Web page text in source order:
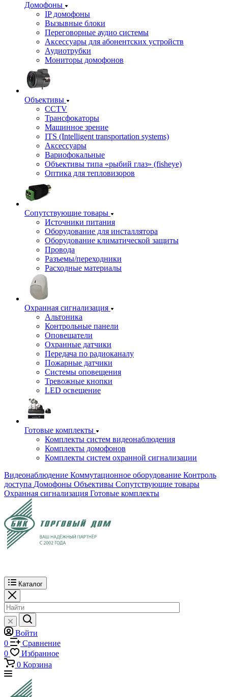
Домофоны
IP домофоны
Вызывные блоки
Переговорные аудио системы
Аксессуары для абонентских устройств
Аудиотрубки
Мониторы домофонов
Объективы
CCTV
Трансфокаторы
Машинное зрение
ITS (Intelligent transportation systems)
Аксессуары
Вариофокальные
Объективы типа «рыбий глаз» (fisheye)
Оптика для тепловизоров
Сопутствующие товары
Источники питания
Оборудование для инсталлятора
Оборудование климатической защиты
Провода
Разъемы/переходники
Расходные материалы
Охранная сигнализация
Альтоника
Контрольные панели
Оповещатели
Охранные датчики
Передача по радиоканалу
Пожарные датчики
Системы оповещения
Тревожные кнопки
LED освещение
Готовые комплекты
Комплекты систем видеонаблюдения
Комплекты домофонов
Комплекты систем охранной сигнализации
Видеонаблюдение Коммутационное оборудование Контроль
доступа Домофоны Объективы Сопутствующие товары
Охранная сигнализация Готовые комплекты
Каталог
Войти
0
Сравнение
0
Избранное
0 Корзина